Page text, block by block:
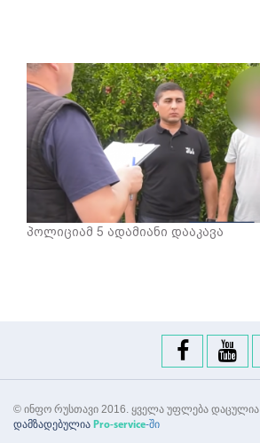
პოლიციამ 5 ადამიანი დააკავა
© ინფო რუსთავი 2016. ყველა უფლება დაცულია
დამზადებულია Pro-service-ში